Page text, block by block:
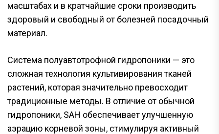
масштабах и в кратчайшие сроки производить
здоровый и свободный от болезней посадочный
материал.
Система полуавтотрофной гидропоники — это
сложная технология культивирования тканей
растений, которая значительно превосходит
традиционные методы. В отличие от обычной
гидропоники, SAH обеспечивает улучшенную
аэрацию корневой зоны, стимулируя активный